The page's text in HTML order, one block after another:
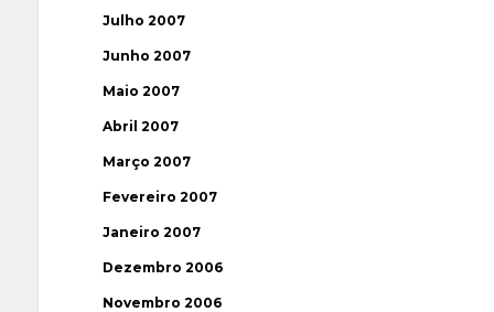
Julho 2007
Junho 2007
Maio 2007
Abril 2007
Março 2007
Fevereiro 2007
Janeiro 2007
Dezembro 2006
Novembro 2006